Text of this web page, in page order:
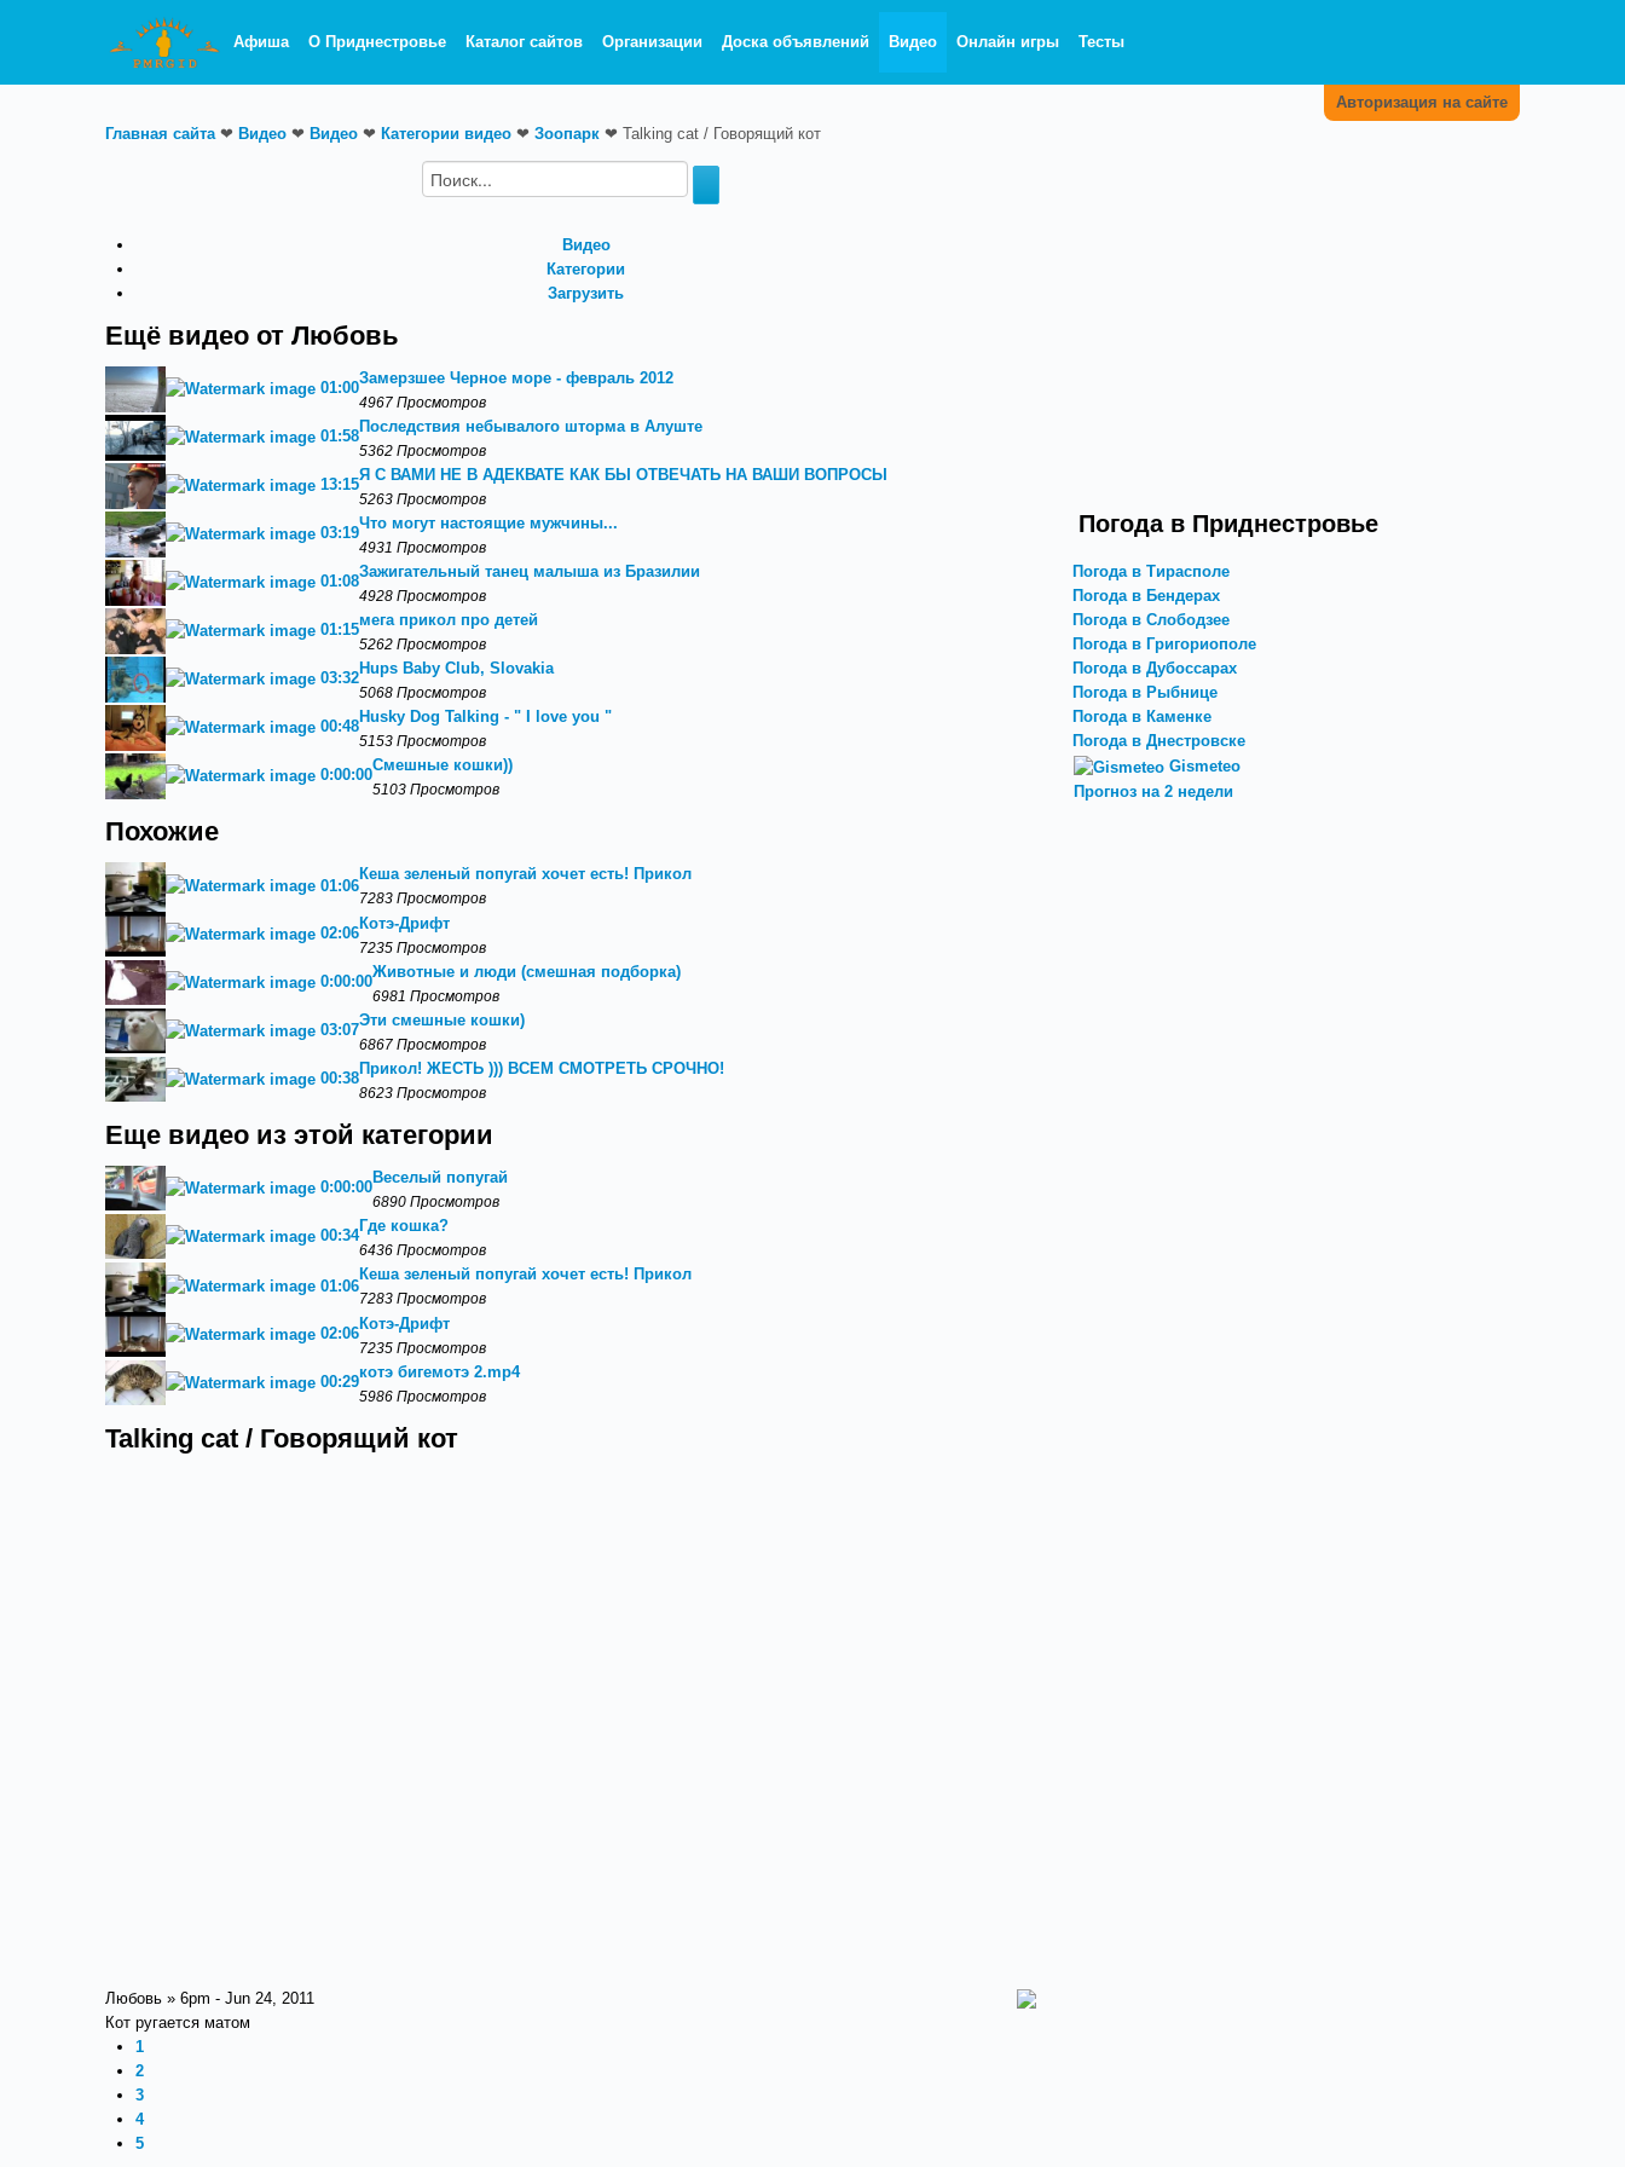
Афиша О Приднестровье Каталог сайтов Организации Доска объявлений Видео Онлайн игры Тесты
Авторизация на сайте
Главная сайта❤ Видео ❤ Видео ❤ Категории видео ❤ Зоопарк ❤ Talking cat / Говорящий кот
Видео
Категории
Загрузить
Ещё видео от Любовь
01:00
Замерзшее Черное море - февраль 2012
4967 Просмотров
01:58
Последствия небывалого шторма в Алуште
5362 Просмотров
13:15
Я С ВАМИ НЕ В АДЕКВАТЕ КАК БЫ ОТВЕЧАТЬ НА ВАШИ ВОПРОСЫ
5263 Просмотров
03:19
Что могут настоящие мужчины...
4931 Просмотров
01:08
Зажигательный танец малыша из Бразилии
4928 Просмотров
01:15
мега прикол про детей
5262 Просмотров
03:32
Hups Baby Club, Slovakia
5068 Просмотров
00:48
Husky Dog Talking - " I love you "
5153 Просмотров
0:00:00
Смешные кошки))
5103 Просмотров
Похожие
01:06
Кеша зеленый попугай хочет есть! Прикол
7283 Просмотров
02:06
Котэ-Дрифт
7235 Просмотров
0:00:00
Животные и люди (смешная подборка)
6981 Просмотров
03:07
Эти смешные кошки)
6867 Просмотров
00:38
Прикол! ЖЕСТЬ ))) ВСЕМ СМОТРЕТЬ СРОЧНО!
8623 Просмотров
Еще видео из этой категории
0:00:00
Веселый попугай
6890 Просмотров
00:34
Где кошка?
6436 Просмотров
01:06
Кеша зеленый попугай хочет есть! Прикол
7283 Просмотров
02:06
Котэ-Дрифт
7235 Просмотров
00:29
котэ бигемотэ 2.mp4
5986 Просмотров
Talking cat / Говорящий кот
Любовь » 6pm - Jun 24, 2011
Кот ругается матом
1
2
3
4
5
Погода в Приднестровье
Погода в Тирасполе
Погода в Бендерах
Погода в Слободзее
Погода в Григориополе
Погода в Дубоссарах
Погода в Рыбнице
Погода в Каменке
Погода в Днестровске
Gismeteo
Прогноз на 2 недели